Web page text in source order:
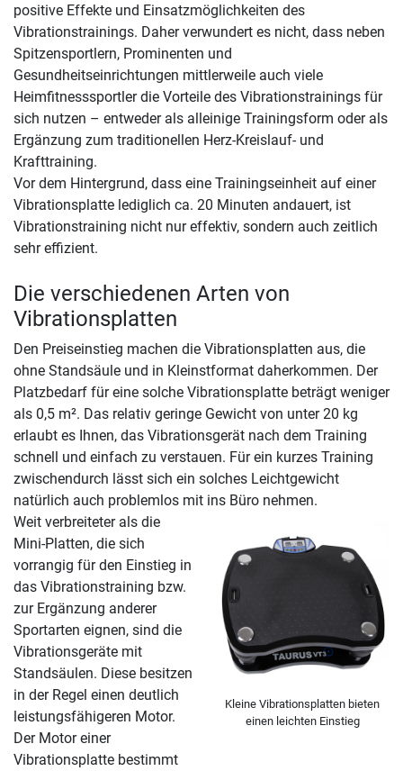
positive Effekte und Einsatzmöglichkeiten des
Vibrationstrainings. Daher verwundert es nicht, dass neben
Spitzensportlern, Prominenten und
Gesundheitseinrichtungen mittlerweile auch viele
Heimfitnesssportler die Vorteile des Vibrationstrainings für
sich nutzen – entweder als alleinige Trainingsform oder als
Ergänzung zum traditionellen Herz-Kreislauf- und
Krafttraining.
Vor dem Hintergrund, dass eine Trainingseinheit auf einer
Vibrationsplatte lediglich ca. 20 Minuten andauert, ist
Vibrationstraining nicht nur effektiv, sondern auch zeitlich
sehr effizient.
Die verschiedenen Arten von
Vibrationsplatten
Den Preiseinstieg machen die Vibrationsplatten aus, die
ohne Standsäule und in Kleinstformat daherkommen. Der
Platzbedarf für eine solche Vibrationsplatte beträgt weniger
als 0,5 m². Das relativ geringe Gewicht von unter 20 kg
erlaubt es Ihnen, das Vibrationsgerät nach dem Training
schnell und einfach zu verstauen. Für ein kurzes Training
zwischendurch lässt sich ein solches Leichtgewicht
natürlich auch problemlos mit ins Büro nehmen.
Kleine Vibrationsplatten bieten
einen leichten Einstieg
Weit verbreiteter als die
Mini-Platten, die sich
vorrangig für den Einstieg in
das Vibrationstraining bzw.
zur Ergänzung anderer
Sportarten eignen, sind die
Vibrationsgeräte mit
Standsäulen. Diese besitzen
in der Regel einen deutlich
leistungsfähigeren Motor.
Der Motor einer
Vibrationsplatte bestimmt